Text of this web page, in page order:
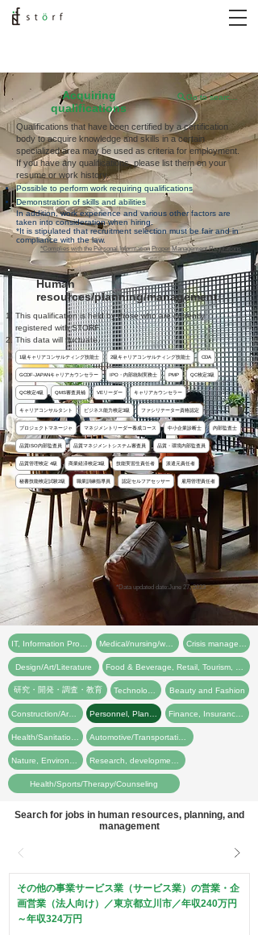
Acquiring
qualifications
Go to search top
​Qualifications that have been certified by a certification
body to acquire knowledge and skills in a certain
specialized area may be used as criteria for employment.
If you have any qualifications, please list them on your
resume or work history.
Possible to perform work requiring qualifications
Demonstration of skills and abilities
In addition, work experience and various other factors are
taken into consideration when hiring.
*It is stipulated that recruitment selection must be fair and in
compliance with the law.
*Complies with the Personal Information Proper Management Regulations
Human
resources/planning/management
This qualification is held by those who are currently
registered with STORF.
This data will fluctuate.
1級キャリアコンサルティング技能士 2級キャリアコンサルティング技能士 CDA
GCDF‐JAPANキャリアカウンセラー IPO・内部統制実務士 PMP QC検定3級
QC検定4級 QMS審査員補 VEリーダー キャリアカウンセラー
キャリアコンサルタント ビジネス能力検定3級 ファシリテーター資格認定
プロジェクトマネージャ マネジメントリーダー養成コース 中小企業診断士 内部監査士
品質ISO内部監査員 品質マネジメントシステム審査員 品質・環境内部監査員
品質管理検定 4級 商業経済検定3級 技能実習生責任者 派遣元責任者
秘書技能検定試験2級 職業訓練指導員 認定セルフアセッサー 雇用管理責任者
*Data updated date:June 27, 2023
Design/Art/Literature
研究・開発・調査・教育 Beauty and Fashion
Health/Sports/Therapy/Counseling
Search for jobs in human resources, planning, and
management
その他の事業サービス業（サービス業）の営業・企
画営業（法人向け）／東京都立川市／年収240万円
～年収324万円